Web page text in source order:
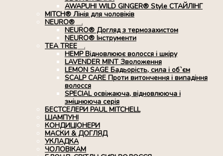
AWAPUHI WILD GINGER® Style СТАЙЛІНГ
MITCH® Лінія для чоловіків
NEURO®
Розгорнуте
вкладене
меню
NEURO® Догляд з термозахистом
NEURO® Інструменти
TEA TREE
Розгорнуте
вкладене
меню
HEMP Відновлюює волосся і шкіру
LAVENDER MINT Зволоження
LEMON SAGE Бадьорість, сила і об`єм
SCALP CARE Проти витончення і випадіння
волосся
SPECIAL освіжаюча, відновлююча і
зміцнююча серія
БЕСТСЕЛЕРИ PAUL MITCHELL
ШАМПУНІ
КОНДИЦІОНЕРИ
МАСКИ & ДОГЛЯД
УКЛАДКА
ЧОЛОВІКАМ